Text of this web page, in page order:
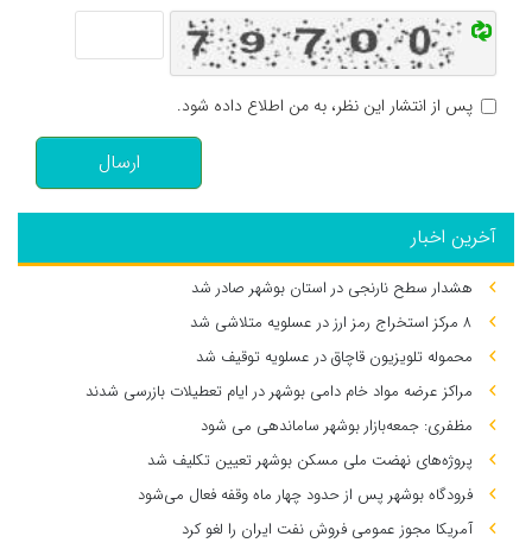
پس از انتشار این نظر، به من اطلاع داده شود.
ارسال
آخرین اخبار
هشدار سطح نارنجی در استان بوشهر صادر شد
۸ مرکز استخراج رمز ارز در عسلویه متلاشی شد
محموله تلویزیون قاچاق در عسلویه توقیف شد
مراکز عرضه مواد خام دامی بوشهر در ایام تعطیلات بازرسی شدند
مظفری: جمعه‌بازار بوشهر ساماندهی می‌ شود
پروژه‌های نهضت ملی مسکن بوشهر تعیین تکلیف شد
فرودگاه بوشهر پس از حدود چهار ماه وقفه فعال می‌شود
آمریکا مجوز عمومی فروش نفت ایران را لغو کرد